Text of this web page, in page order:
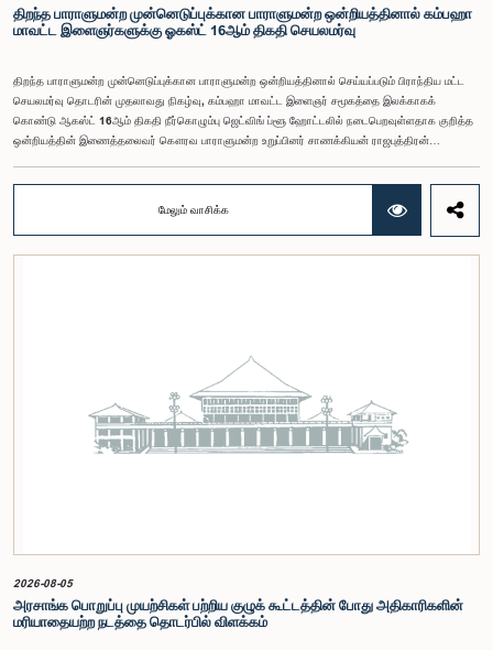
திறந்த பாராளுமன்ற முன்னெடுப்புக்கான பாராளுமன்ற ஒன்றியத்தினால் கம்பஹா
மாவட்ட இளைஞர்களுக்கு ஓகஸ்ட் 16ஆம் திகதி செயலமர்வு
திறந்த பாராளுமன்ற முன்னெடுப்புக்கான பாராளுமன்ற ஒன்றியத்தினால் செய்யப்படும் பிராந்திய மட்ட
செயலமர்வு தொடரின் முதலாவது நிகழ்வு, கம்பஹா மாவட்ட இளைஞர் சமூகத்தை இலக்காகக்
கொண்டு ஆகஸ்ட் 16ஆம் திகதி நீர்கொழும்பு ஜெட்விங் ப்ளூ ஹோட்டலில் நடைபெறவுள்ளதாக குறித்த
ஒன்றியத்தின் இணைத்தலைவர் கௌரவ பாராளுமன்ற உறுப்பினர் சாணக்கியன் ராஜபுத்திரன்
பங்கேற்புடன் திறந்த பாராளுமன்றக் கருத்திட்டத்தை மேலும் முன்னெடுத்துச் செல்லும் நோக்கில் இந்த
செயலமர்வு தொடர் ஏற்பாடு செய்யப்படுகின்றது. இதில் ஒன்றியத்தின் உறுப்பினர்கள் மற்றும் கம்பஹா
மாவட்டத்தை பிரதிநிதித்துவப்படுத்தும் பாராளுமன்ற உறுப்பினர்களும் பங்கேற்கவிருக்கின்றனர்.இந்த
இச்செயலமர்வு தொடருக்கான அபிவிருத்தி பங்காளராக அனுசரணை வழங்கும் CII (Coalition for
Inclusive Impact) நிறுவனத்தின் பிரதிநிதிகளும் கலந்துகொண்டனர்.இந்த செயலமர்வில் பங்கேற்க
விரும்பும் கம்பஹா மாவட்டத்தைச் சேர்ந்த 18 – 35 வயதுக்குட்பட்ட இளைஞர், யுவதிகள் இங்கே
தரப்பட்டுள்ள https://forms.gle/aVp5UzhLbtPSmVap8 இணைப்பின் ஊடாக உரிய விண்ணப்பப்
படிவத்தை பூர்த்தி செய்து பதிவு செய்யுமாறு கேட்டுக்கொள்ளப்படுகின்றனர்.
மேலும் வாசிக்க
2026-08-05
அரசாங்க பொறுப்பு முயற்சிகள் பற்றிய குழுக் கூட்டத்தின் போது அதிகாரிகளின்
மரியாதையற்ற நடத்தை தொடர்பில் விளக்கம்